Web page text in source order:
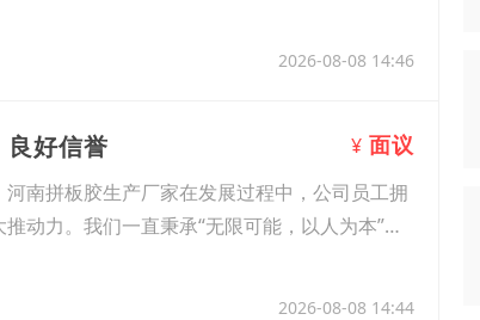
2026-08-08 14:46
好信誉 ¥ 面议
南拼板胶生产厂家在发展过程中，公司员工拥
动力。我们一直秉承“无限可能，以人为本”的
2026-08-08 14:44